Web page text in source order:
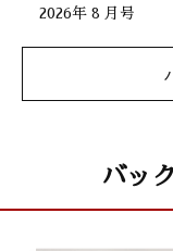
2026年 8 月号
バッ